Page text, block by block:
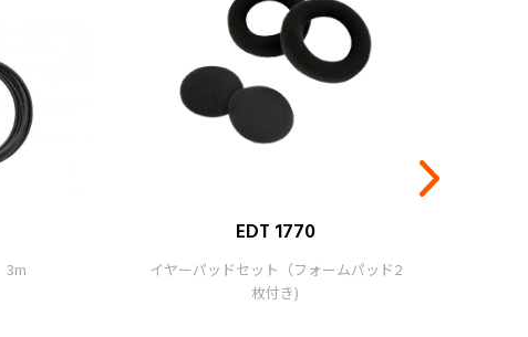
3m
EDT 1770
イヤーパッドセット（フォームパッド2
枚付き)